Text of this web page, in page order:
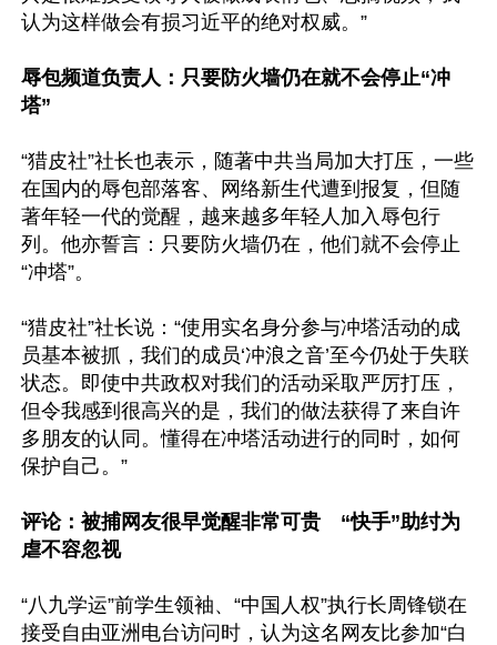
认为这样做会有损习近平的绝对权威。”
辱包频道负责人：只要防火墙仍在就不会停止“冲
塔”
“猎皮社”社长也表示，随著中共当局加大打压，一些
在国内的辱包部落客、网络新生代遭到报复，但随
著年轻一代的觉醒，越来越多年轻人加入辱包行
列。他亦誓言：只要防火墙仍在，他们就不会停止
“冲塔”。
“猎皮社”社长说：“使用实名身分参与冲塔活动的成
员基本被抓，我们的成员‘冲浪之音’至今仍处于失联
状态。即使中共政权对我们的活动采取严厉打压，
但令我感到很高兴的是，我们的做法获得了来自许
多朋友的认同。懂得在冲塔活动进行的同时，如何
保护自己。”
评论：被捕网友很早觉醒非常可贵　“快手”助纣为
虐不容忽视
“八九学运”前学生领袖、“中国人权”执行长周锋锁在
接受自由亚洲电台访问时，认为这名网友比参加“白